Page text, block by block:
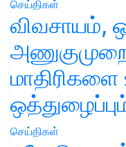
செய்திகள்
விவசாயம்,
செய்திகள்